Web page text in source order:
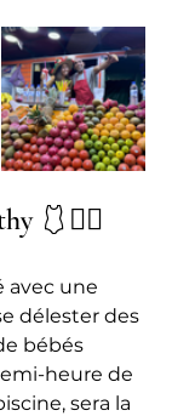
🩱🧘‍♀️
avec une
délester des
bébés
heure de
sera la